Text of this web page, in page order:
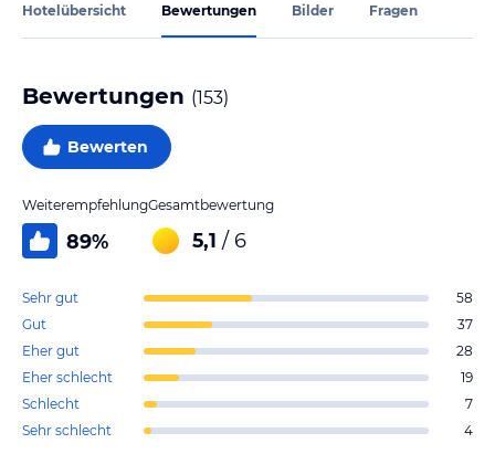
Hotelübersicht Bewertungen Bilder Fragen
Bewertungen (153)
Bewerten
Weiterempfehlung
89%
Gesamtbewertung
5,1 / 6
Sehr gut
58
Gut
37
Eher gut
28
Eher schlecht
19
Schlecht
7
Sehr schlecht
4